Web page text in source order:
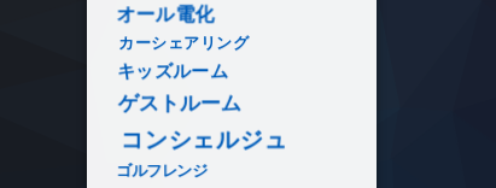
オール電化
カーシェアリング
キッズルーム
ゲストルーム
コンシェルジュ
ゴルフレンジ